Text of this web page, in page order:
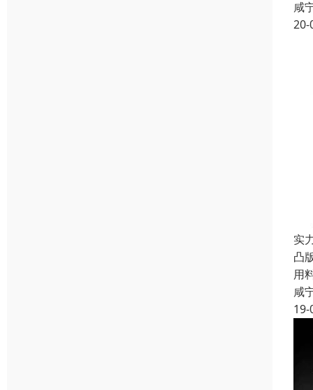
咸
20-
实
凸
用
咸
19-